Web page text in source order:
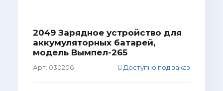
2049 Зарядное устройство для
аккумуляторных батарей,
модель Вымпел-265
Арт. 030206 Доступно под заказ